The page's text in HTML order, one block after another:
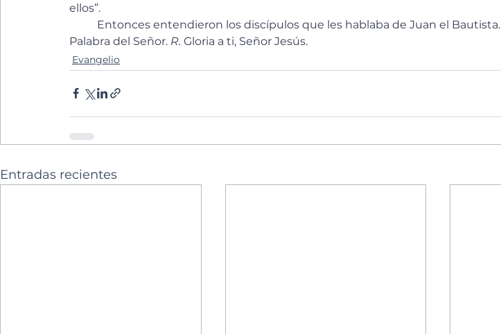
ellos”.
	Entonces entendieron los discípulos que les hablaba de Juan el Bautista.
Palabra del Señor. R. Gloria a ti, Señor Jesús.
Evangelio
Entradas recientes